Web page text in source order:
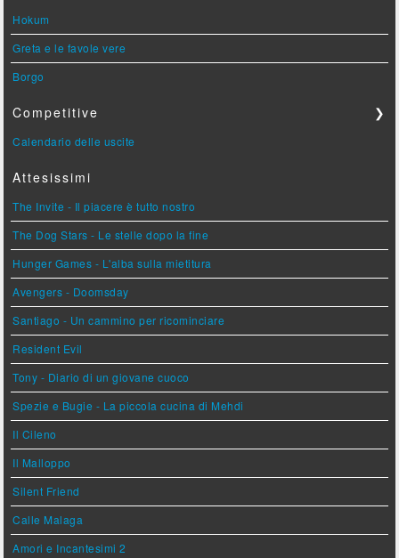
Hokum
Greta e le favole vere
Borgo
Competitive ❯
Calendario delle uscite
Attesissimi
The Invite - Il piacere è tutto nostro
The Dog Stars - Le stelle dopo la fine
Hunger Games - L'alba sulla mietitura
Avengers - Doomsday
Santiago - Un cammino per ricominciare
Resident Evil
Tony - Diario di un giovane cuoco
Spezie e Bugie - La piccola cucina di Mehdi
Il Cileno
Il Malloppo
Silent Friend
Calle Malaga
Amori e Incantesimi 2